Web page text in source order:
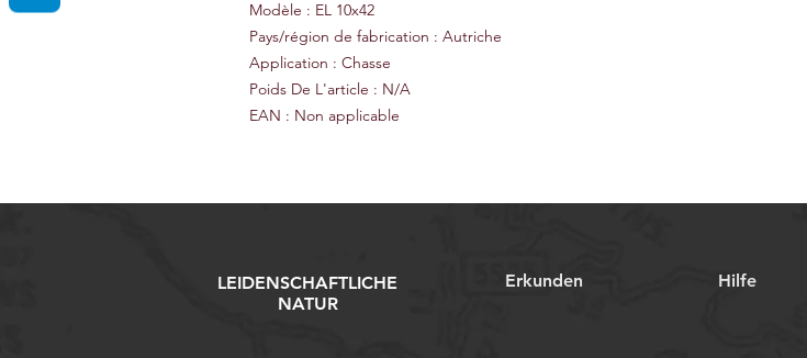
Modèle : EL 10x42
Pays/région de fabrication : Autriche
Application : Chasse
Poids De L'article : N/A
EAN : Non applicable
LEIDENSCHAFTLICHE
NATUR
Erkunden Hilfe